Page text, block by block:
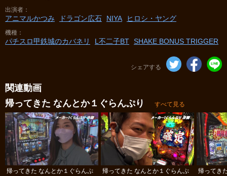
出演者
アニマルかつみ ドラゴン広石 NIYA ヒロシ・ヤング
機種
パチスロ甲鉄城のカバネリ L不二子BT SHAKE BONUS TRIGGER
シェアする
関連動画
帰ってきた なんとか１ぐらんぷり
すべて見る
帰ってきた なんとか１ぐらんぷ
帰ってきた なんとか１ぐらんぷ
帰ってき